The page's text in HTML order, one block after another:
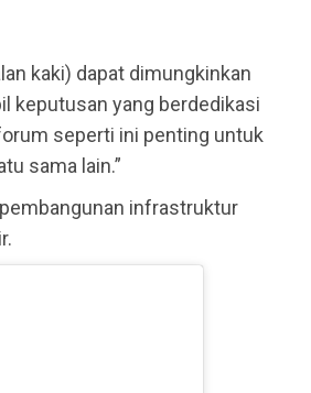
kaki) dapat dimungkinkan
keputusan yang berdedikasi
seperti ini penting untuk
sama lain.”
infrastruktur